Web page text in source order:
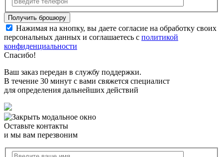
Нажимая на кнопку, вы даете согласие на обработку своих
персональных данных и соглашаетесь с политикой
конфиденциальности
Спасибо!
Ваш заказ передан в службу поддержки.
В течение 30 минут с вами свяжется специалист
для определения дальнейших действий
Оставьте контакты
и мы вам перезвоним